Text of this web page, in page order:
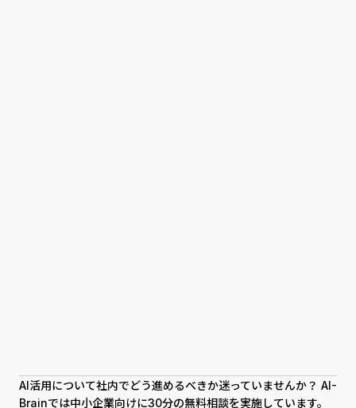
AI活用について社内でどう進めるべきか迷っていませんか？ AI-
Brainでは中小企業向けに30分の無料相談を実施しています。